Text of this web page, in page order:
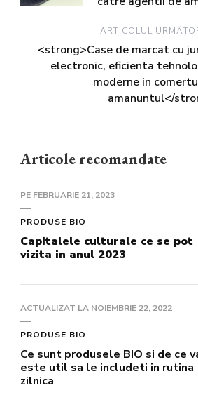
ARTICOLUL
<strong>Case de marcat cu
electronic, eficienta
moderne in
amanuntul</
Articole recomandate
PE FEBRUARIE 21, 2023
PRODUSE BIO
Capitalele culturale ce se pot
vizita in anul 2023
ACTUALIZAT LA NOIEMBRIE 22, 2022
PRODUSE BIO
Ce sunt produsele BIO si de ce
este util sa le includeti in rutina
zilnica